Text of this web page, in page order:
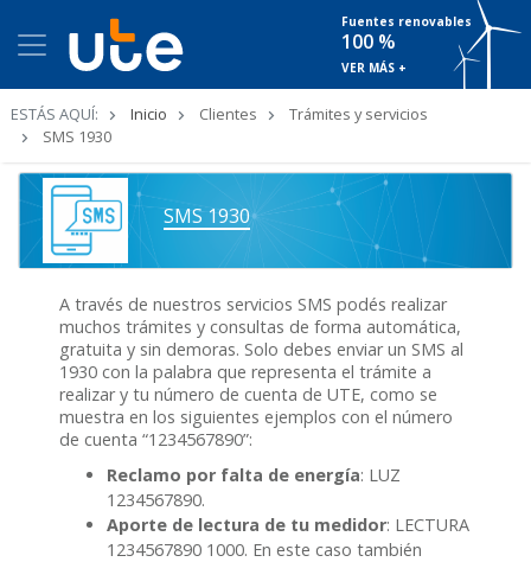
Fuentes renovables
100 %
VER MÁS +
ESTÁS AQUÍ: Inicio Clientes
Trámites y servicios
SMS 1930
SMS 1930
A través de nuestros servicios SMS podés realizar
muchos trámites y consultas de forma automática,
gratuita y sin demoras. Solo debes enviar un SMS al
1930 con la palabra que representa el trámite a
realizar y tu número de cuenta de UTE, como se
muestra en los siguientes ejemplos con el número
de cuenta “1234567890”:
Reclamo por falta de energía: LUZ
1234567890.
Aporte de lectura de tu medidor: LECTURA
1234567890 1000. En este caso también